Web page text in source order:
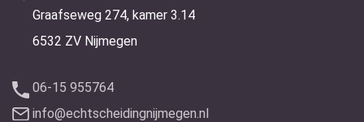
Graafseweg 274, kamer 3.14
6532 ZV Nijmegen
06-15 955764
info@echtscheidingnijmegen.nl